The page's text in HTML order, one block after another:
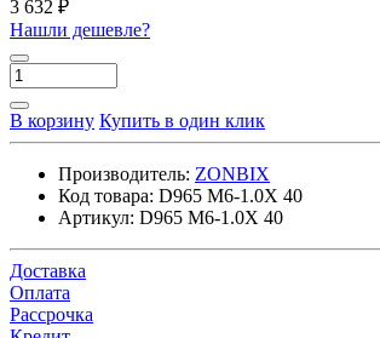
3 632 ₽
Нашли дешевле?
В корзину Купить в один клик
Производитель: ZONBIX
Код товара: D965 M6-1.0X 40
Артикул: D965 M6-1.0X 40
Доставка
Оплата
Рассрочка